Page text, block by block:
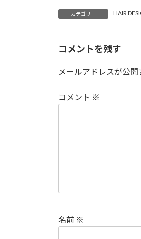
カテゴリー HAIR
コメントを残す
メールアドレスが公開
コメント ※
名前 ※